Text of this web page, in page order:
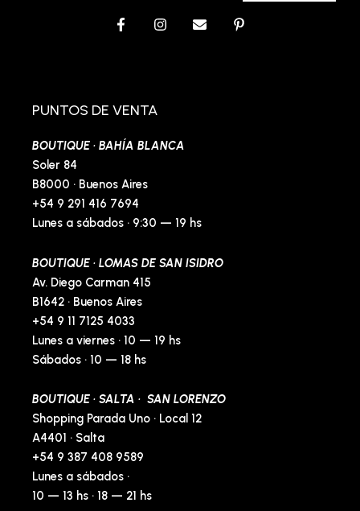
F
o
k
f
I
E
P
PUNTOS DE VENTA
BOUTIQUE · BAHÍA BLANCA
Soler 84
B8000 · Buenos Aires
+54 9 291 416 7694
Lunes a sábados · 9:30 — 19 hs
BOUTIQUE · LOMAS DE SAN ISIDRO
Av. Diego Carman 415
B1642 · Buenos Aires
+54 9 11 7125 4033
Lunes a viernes · 10 — 19 hs
Sábados · 10 — 18 hs
BOUTIQUE · SALTA · SAN LORENZO
Shopping Parada Uno · Local 12
A4401 · Salta
+54 9 387 408 9589
Lunes a sábados ·
10 — 13 hs · 18 — 21 hs